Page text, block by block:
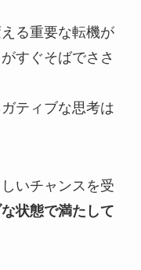
る重要な転機が
すぐそばでささ
ティブな思考は
いチャンスを受
状態で満たして